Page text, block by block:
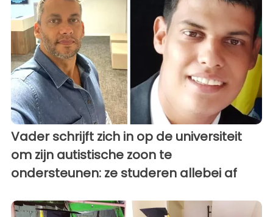
Vader schrijft zich in op de universiteit
om zijn autistische zoon te
ondersteunen: ze studeren allebei af